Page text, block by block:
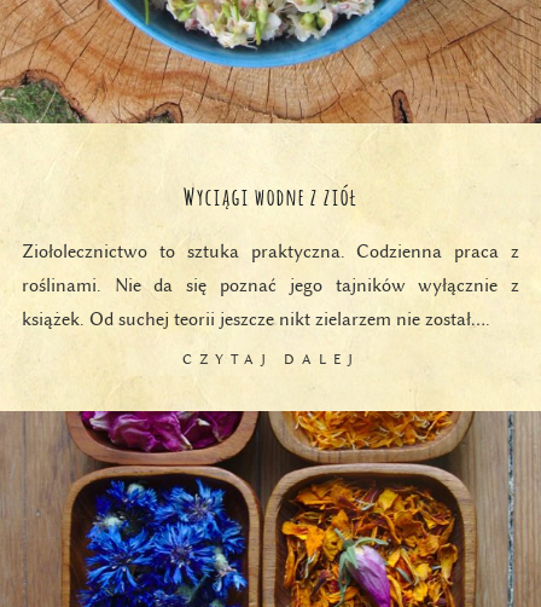
Wyciągi wodne z ziół
Ziołolecznictwo to sztuka praktyczna. Codzienna praca z
roślinami. Nie da się poznać jego tajników wyłącznie z
książek. Od suchej teorii jeszcze nikt zielarzem nie został….
CZYTAJ DALEJ